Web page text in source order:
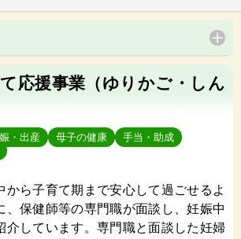
応援事業（ゆりかご・しん
・出産 母子の健康
手当・助成
から子育て期まで安心して過ごせるよ
、保健師等の専門職が面談し、妊娠中
介しています。専門職と面談した妊婦